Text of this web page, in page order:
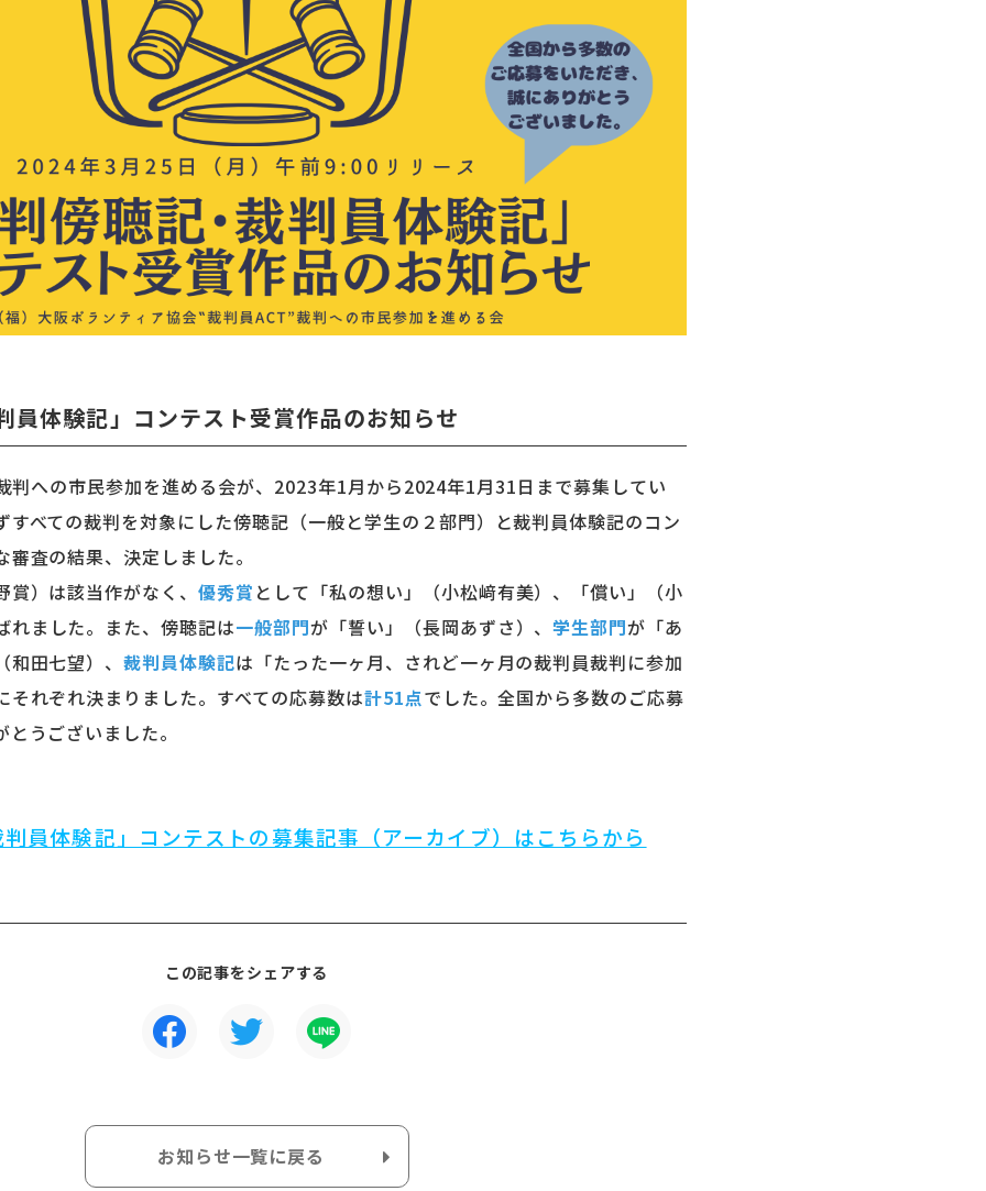
員体験記」コンテスト受賞作品のお知らせ
への市民参加を進める会が、2023年1月から2024年1月31日まで募集してい
すべての裁判を対象にした傍聴記（一般と学生の２部門）と裁判員体験記のコン
査の結果、決定しました。
）は該当作がなく、優秀賞 として「私の想い」（小松﨑有美）、「償い」（小
れました。また、傍聴記は一般部門が「誓い」（長岡あずさ）、学生部門が「あ
和田七望）、裁判員体験記は「たった一ヶ月、されど一ヶ月の裁判員裁判に参加
それぞれ決まりました。すべての応募数は計51点でした。全国から多数のご応募
うございました。
員体験記」コンテストの募集記事（アーカイブ）はこちらから
この記事をシェアする
お知らせ一覧に戻る